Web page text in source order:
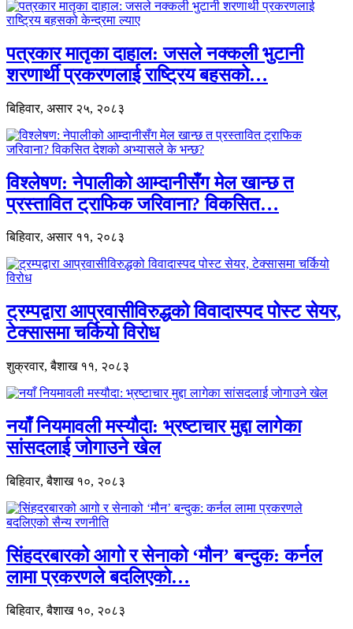
पत्रकार मातृका दाहाल: जसले नक्कली भुटानी
शरणार्थी प्रकरणलाई राष्ट्रिय बहसको…
बिहिवार, असार २५, २०८३
विश्लेषण: नेपालीको आम्दानीसँग मेल खान्छ त
प्रस्तावित ट्राफिक जरिवाना? विकसित…
बिहिवार, असार ११, २०८३
ट्रम्पद्वारा आप्रवासीविरुद्धको विवादास्पद पोस्ट सेयर,
टेक्सासमा चर्कियो विरोध
शुक्रवार, बैशाख ११, २०८३
नयाँ नियमावली मस्यौदा: भ्रष्टाचार मुद्दा लागेका
सांसदलाई जोगाउने खेल
बिहिवार, बैशाख १०, २०८३
सिंहदरबारको आगो र सेनाको ‘मौन’ बन्दुक: कर्नल
लामा प्रकरणले बदलिएको…
बिहिवार, बैशाख १०, २०८३